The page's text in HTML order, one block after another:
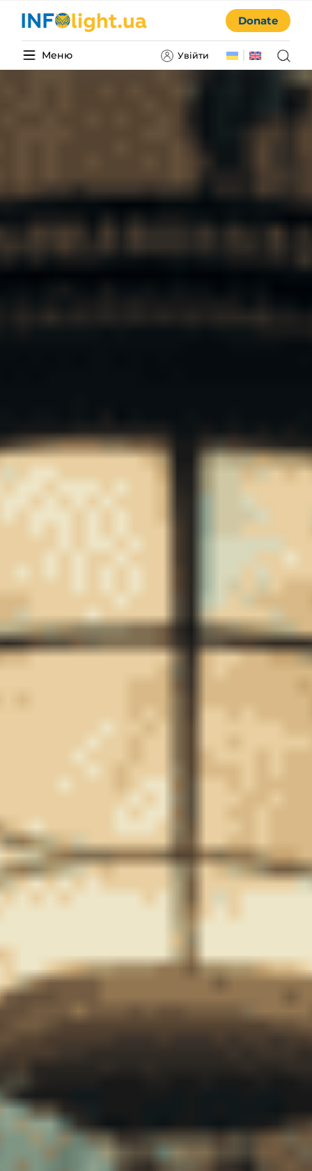
Меню Увійти
Donate